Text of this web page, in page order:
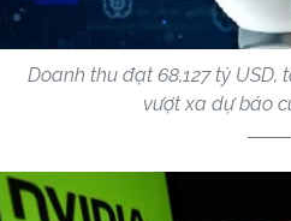
Doanh thu đạt 68,127 tỷ USD,
vượt xa dự báo